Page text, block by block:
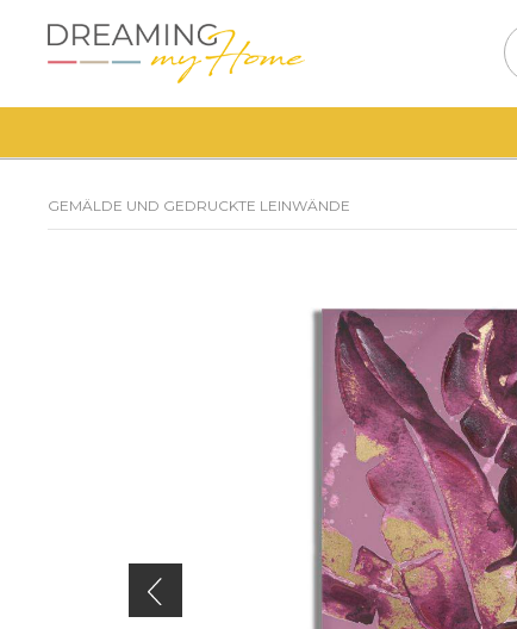
GEMÄLDE UND GEDRUCKTE LEINWÄNDE